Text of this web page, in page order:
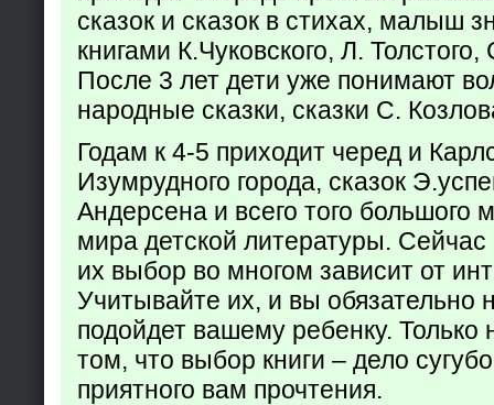
сказок и сказок в стихах, малыш
книгами К.Чуковского, Л.
После 3 лет дети уже понимают
народные сказки, сказки С.
Годам к 4-5 приходит черед и
Изумрудного города, сказок
Андерсена и всего того большого
мира детской литературы. Сейчас
их выбор во многом зависит от
Учитывайте их, и вы обязательно
подойдет вашему ребенку. Только
том, что выбор книги – дело
приятного вам прочтения.